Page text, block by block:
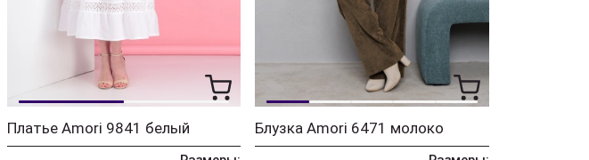
Платье Amori 9841 белый Блузка Amori 6471 молоко